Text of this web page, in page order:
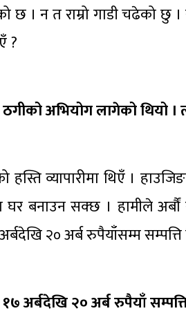
छ । न त राम्रो गाडी चढेको छु
?
अभियोग लागेको थियो ।
हस्ति व्यापारीमा थिएँ ।
घर बनाउन सक्छ । हामीले
२० अर्ब रुपैयाँसम्म सम्पत्ति
अर्बदेखि २० अर्ब रुपैयाँ